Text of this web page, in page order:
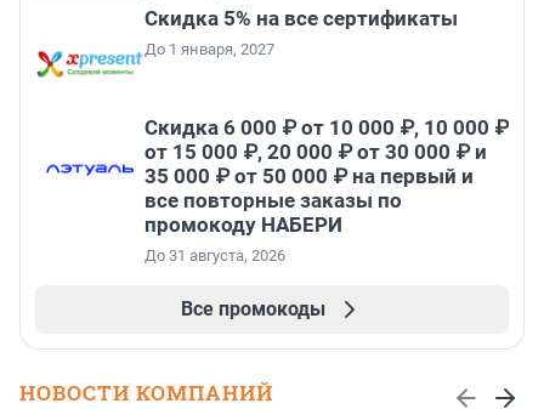
Скидка 5% на все сертификаты
До 1 января, 2027
Скидка 6 000 ₽ от 10 000 ₽, 10 000 ₽
от 15 000 ₽, 20 000 ₽ от 30 000 ₽ и
35 000 ₽ от 50 000 ₽ на первый и
все повторные заказы по
промокоду НАБЕРИ
До 31 августа, 2026
Все промокоды
НОВОСТИ КОМПАНИЙ